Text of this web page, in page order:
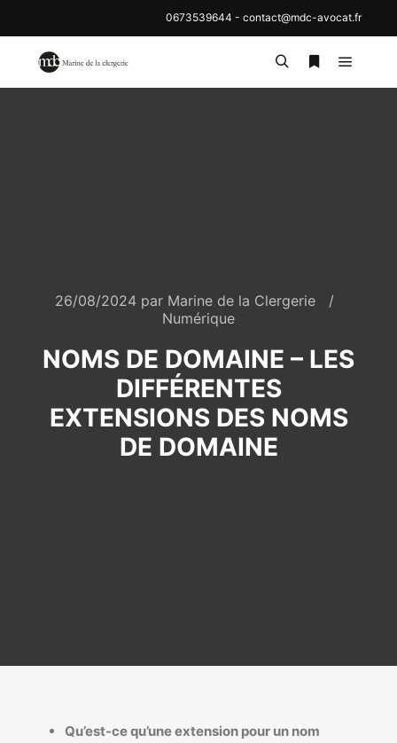
0673539644 - contact@mdc-avocat.fr
26/08/2024par Marine de la Clergerie
Numérique
NOMS DE DOMAINE – LES
DIFFÉRENTES
EXTENSIONS DES NOMS
DE DOMAINE
Qu’est-ce qu’une extension pour un nom